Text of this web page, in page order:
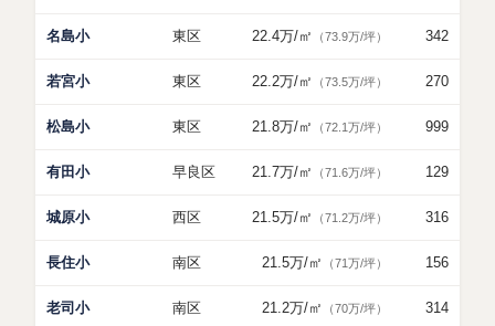
名島小 東区 22.4万/㎡ （73.9万/坪） 342
若宮小 東区 22.2万/㎡ （73.5万/坪） 270
松島小 東区 21.8万/㎡ （72.1万/坪） 999
有田小 早良区 21.7万/㎡ （71.6万/坪） 129
城原小 西区 21.5万/㎡ （71.2万/坪） 316
長住小 南区 21.5万/㎡ （71万/坪） 156
老司小 南区 21.2万/㎡ （70万/坪） 314